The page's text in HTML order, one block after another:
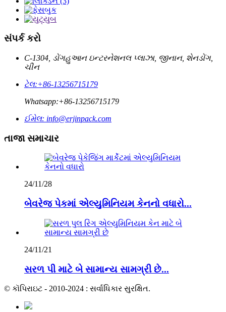
સંપર્ક કરો
C-1304, ડોંગહુઆન ઇન્ટરનેશનલ પ્લાઝા, જીનાન, શેનડોંગ,
ચીન
ટેલ:+86-13256715179
Whatsapp:+86-13256715179
ઈમેલ: info@erjinpack.com
તાજા સમાચાર
24/11/28
બેવરેજ પેકમાં એલ્યુમિનિયમ કેનનો વધારો...
24/11/21
સરળ પી માટે બે સામાન્ય સામગ્રી છે...
© કૉપિરાઇટ - 2010-2024 : સર્વાધિકાર સુરક્ષિત.